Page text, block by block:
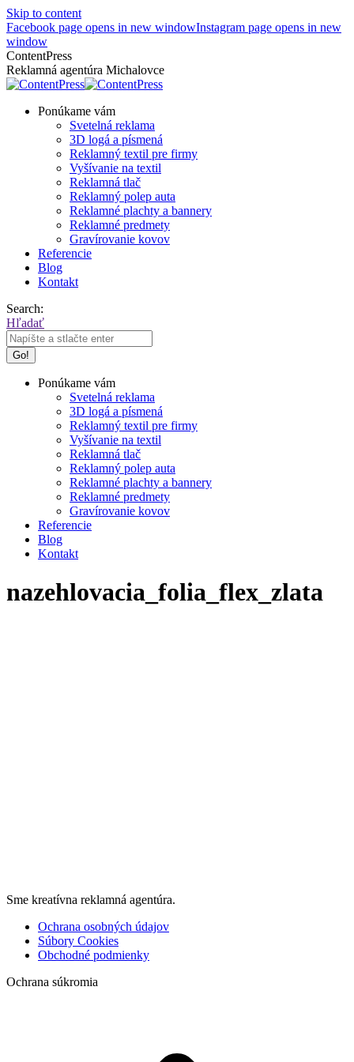
Skip to content
Facebook page opens in new windowInstagram page opens in new
window
ContentPress
Reklamná agentúra Michalovce
Ponúkame vám
Svetelná reklama
3D logá a písmená
Reklamný textil pre firmy
Vyšívanie na textil
Reklamná tlač
Reklamný polep auta
Reklamné plachty a bannery
Reklamné predmety
Gravírovanie kovov
Referencie
Blog
Kontakt
Search:
Hľadať
Ponúkame vám
Svetelná reklama
3D logá a písmená
Reklamný textil pre firmy
Vyšívanie na textil
Reklamná tlač
Reklamný polep auta
Reklamné plachty a bannery
Reklamné predmety
Gravírovanie kovov
Referencie
Blog
Kontakt
nazehlovacia_folia_flex_zlata
Sme kreatívna reklamná agentúra.
Ochrana osobných údajov
Súbory Cookies
Obchodné podmienky
Ochrana súkromia